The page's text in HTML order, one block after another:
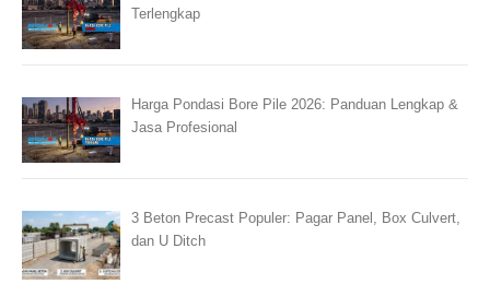
Terlengkap
Harga Pondasi Bore Pile 2026: Panduan Lengkap &
Jasa Profesional
3 Beton Precast Populer: Pagar Panel, Box Culvert,
dan U Ditch